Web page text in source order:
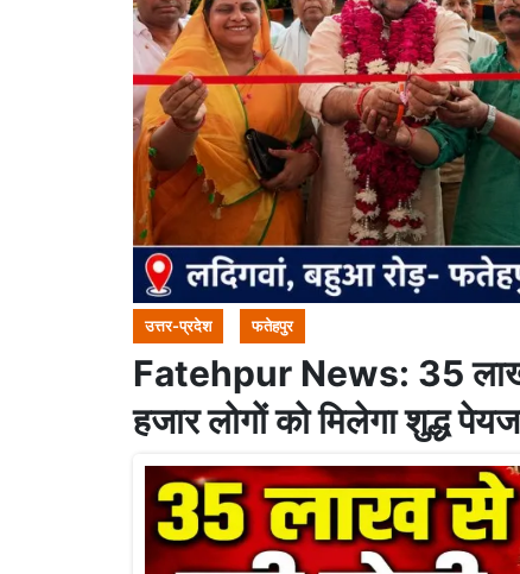
उत्तर-प्रदेश फतेहपुर
Fatehpur News: 35 लाख
हजार लोगों को मिलेगा शुद्ध